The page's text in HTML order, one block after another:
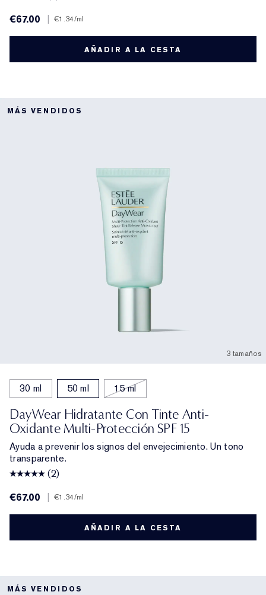
€67.00
€1.34/ml
AÑADIR A LA CESTA
MÁS VENDIDOS
3 tamaños
30 ml 50 ml 15 ml
DayWear Hidratante Con Tinte Anti-
Oxidante Multi-Protección SPF 15
Ayuda a prevenir los signos del envejecimiento. Un tono
transparente.
(2)
€67.00
€1.34/ml
AÑADIR A LA CESTA
MÁS VENDIDOS